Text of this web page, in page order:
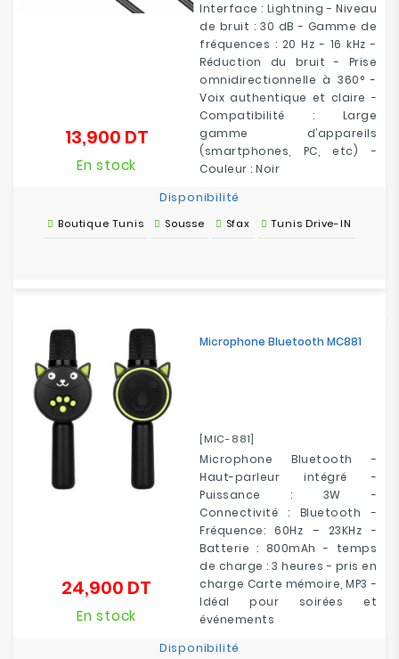
Interface : Lightning - Niveau
de bruit : 30 dB - Gamme de
fréquences : 20 Hz - 16 kHz -
Réduction du bruit - Prise
omnidirectionnelle à 360° -
Voix authentique et claire -
Compatibilité : Large
gamme d’appareils
(smartphones, PC, etc) -
Couleur : Noir
13,900 DTPrix
En stock
Disponibilité
Boutique Tunis Sousse Sfax Tunis Drive-IN
Microphone Bluetooth MC881
[MIC-881]
Microphone Bluetooth -
Haut-parleur intégré -
Puissance : 3W -
Connectivité : Bluetooth -
Fréquence: 60Hz – 23KHz -
Batterie : 800mAh - temps
de charge : 3 heures - pris en
charge Carte mémoire, MP3 -
Idéal pour soirées et
événements
24,900 DT
En stock
Disponibilité